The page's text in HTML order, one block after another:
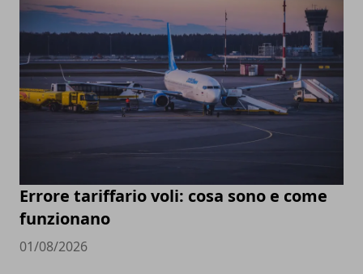
Errore tariffario voli: cosa sono e come
funzionano
01/08/2026